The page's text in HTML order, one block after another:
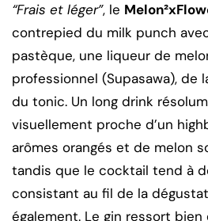
“Frais et léger”, le
contrepied du milk punch
pastèque, une liqueur de
professionnel (Supasawa), de
du tonic. Un long drink
visuellement proche d’un
arômes orangés et de melon
tandis que le cocktail tend à
consistant au fil de la
également. Le gin ressort